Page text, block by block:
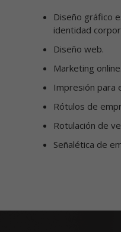
Diseño gráfico
identidad
Diseño web.
Marketing online.
Impresión para
Rótulos de
Rotulación de
Señalética de